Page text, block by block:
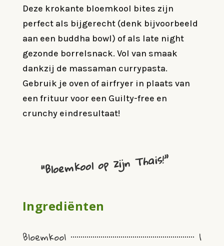
Deze krokante bloemkool bites zijn
perfect als bijgerecht (denk bijvoorbeeld
aan een buddha bowl) of als late night
gezonde borrelsnack. Vol van smaak
dankzij de massaman currypasta.
Gebruik je oven of airfryer in plaats van
een frituur voor een Guilty-free en
crunchy eindresultaat!
“Bloemkool op zijn Thais!”
Ingrediënten
Bloemkool
1